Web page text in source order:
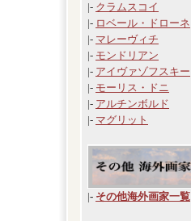
|- クラムスコイ
|- ロベール・ドローネ
|- マレーヴィチ
|- モンドリアン
|- アイヴァゾフスキー
|- モーリス・ドニ
|- アルチンボルド
|- マグリット
|- その他海外画家一覧